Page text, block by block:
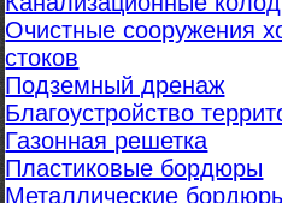
Очистные сооружения
стоков
Подземный дренаж
Благоустройство
Газонная решетка
Пластиковые бордюры
Металлические